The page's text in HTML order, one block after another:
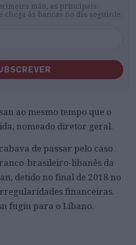
mão, as principais
chega às bancas no dia seguinte
ao mesmo tempo que o
nomeado diretor geral.
de passar pelo caso
brasileiro-libanês da
detido no final de 2018 no
financeiras.
fugiu para o Líbano.